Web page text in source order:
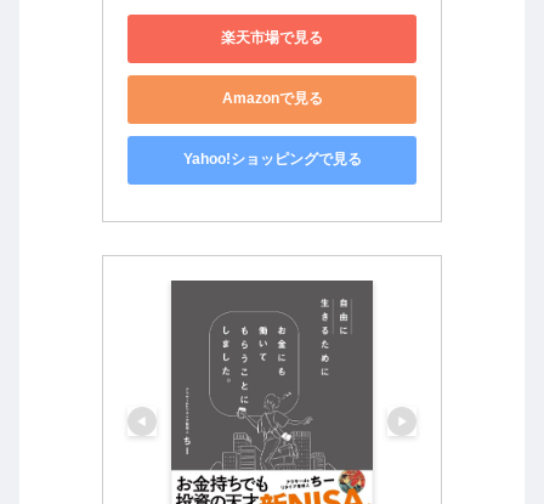
楽天市場で見る
Amazonで見る
Yahoo!ショッピングで見る